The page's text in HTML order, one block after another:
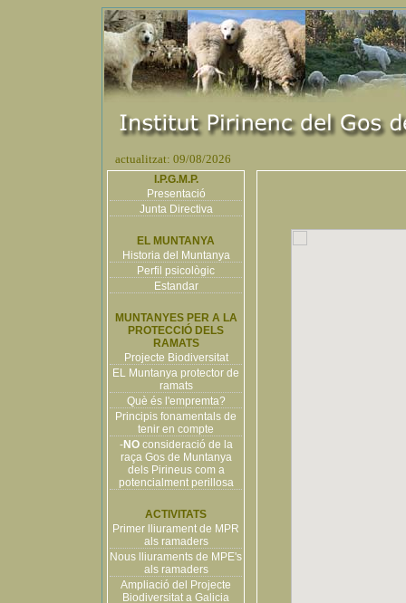
actualitzat: 09/08/2026
I.P.G.M.P.
Presentació
Junta Directiva
EL MUNTANYA
Historia del Muntanya
Perfil psicològic
Estandar
MUNTANYES PER A LA
PROTECCIÓ DELS
RAMATS
Projecte Biodiversitat
EL Muntanya protector de
ramats
Què és l'empremta?
Principis fonamentals de
tenir en compte
-NOconsideració de la
raça Gos de Muntanya
dels Pirineus com a
potencialment perillosa
ACTIVITATS
Primer lliurament de MPR
als ramaders
Nous lliuraments de MPE's
als ramaders
Ampliació del Projecte
Biodiversitat a Galicia